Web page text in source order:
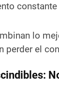
lo
perder el